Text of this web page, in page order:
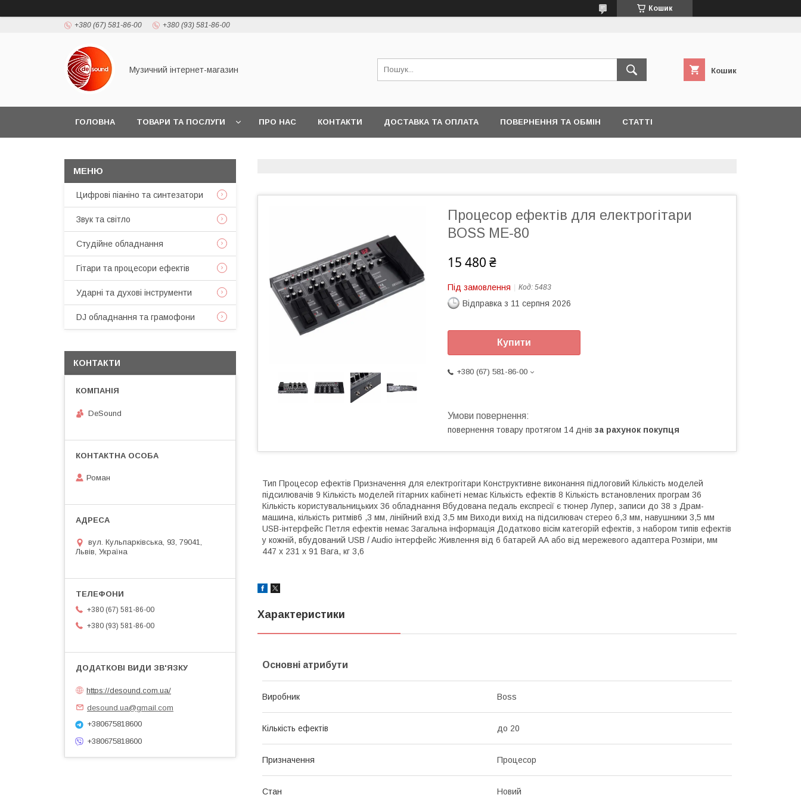
Кошик
+380 (67) 581-86-00 +380 (93) 581-86-00
Музичний інтернет-магазин Кошик
ГОЛОВНА ТОВАРИ ТА ПОСЛУГИ ПРО НАС КОНТАКТИ ДОСТАВКА ТА ОПЛАТА ПОВЕРНЕННЯ ТА ОБМІН СТАТТІ
Процесор ефектів для електрогітари
BOSS ME-80
15 480 ₴
Під замовлення Код: 5483
Відправка з 11 серпня 2026
Купити
+380 (67) 581-86-00
повернення товару протягом 14 днів за рахунок покупця
Тип Процесор ефектів Призначення для електрогітари Конструктивне виконання підлоговий Кількість моделей
підсилювачів 9 Кількість моделей гітарних кабінеті немає Кількість ефектів 8 Кількість встановлених програм 36
Кількість користувальницьких 36 обладнання Вбудована педаль експресії є тюнер Лупер, записи до 38 з Драм-
машина, кількість ритмів6 ,3 мм, лінійний вхід 3,5 мм Виходи вихід на підсилювач стерео 6,3 мм, навушники 3,5 мм
USB-інтерфейс Петля ефектів немає Загальна інформація Додатково вісім категорій ефектів, з набором типів ефектів
у кожній, вбудований USB / Audio інтерфейс Живлення від 6 батарей АА або від мережевого адаптера Розміри, мм
447 x 231 x 91 Вага, кг 3,6
Характеристики
Основні атрибути
Виробник Boss
Кількість ефектів до 20
Призначення Процесор
Стан Новий
Цифрові піаніно та синтезатори
Звук та світло
Студійне обладнання
Гітари та процесори ефектів
Ударні та духові інструменти
DJ обладнання та грамофони
КОНТАКТИ
DeSound
Роман
вул. Кульпарківська, 93, 79041,
Львів, Україна
+380 (67) 581-86-00
+380 (93) 581-86-00
https://desound.com.ua/
desound.ua@gmail.com
+380675818600
+380675818600